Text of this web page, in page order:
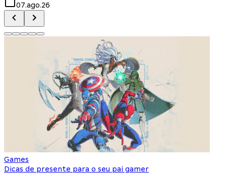
07.ago.26
Games
Dicas de presente para o seu pai gamer